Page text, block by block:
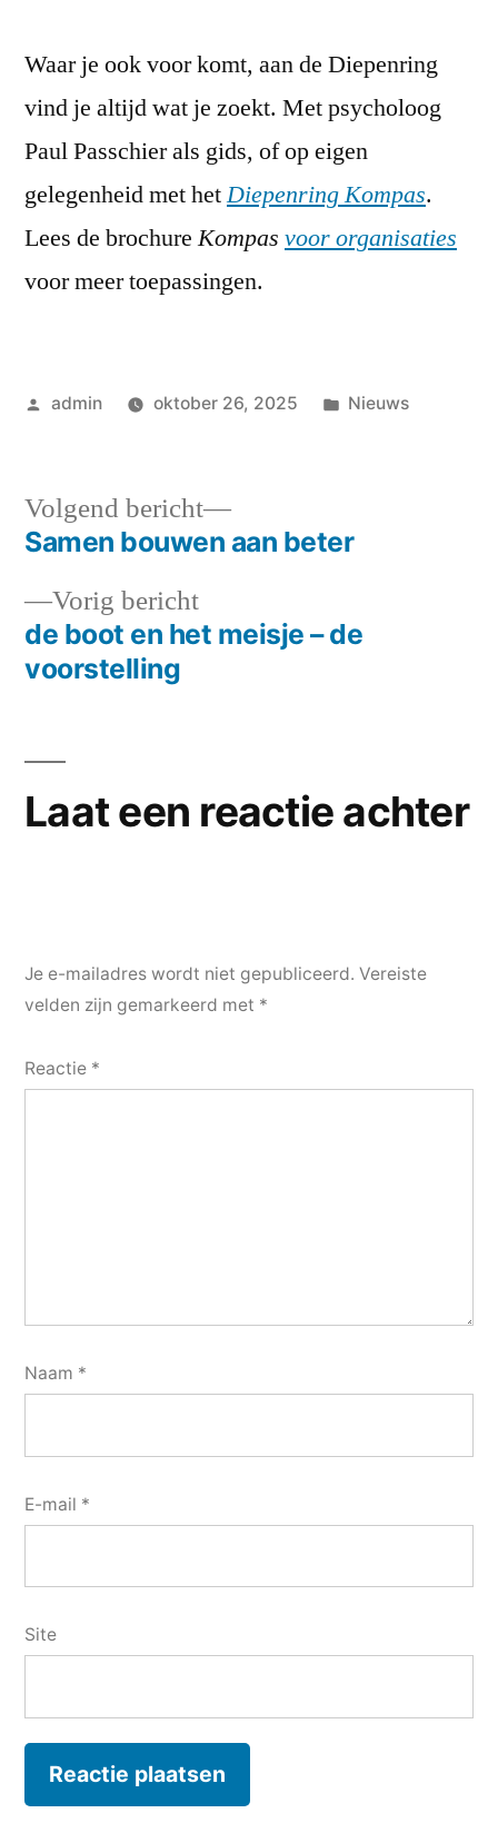
Waar je ook voor komt, aan de Diepenring
vind je altijd wat je zoekt. Met psycholoog
Paul Passchier als gids, of op eigen
gelegenheid met hetDiepenring Kompas.
Lees de brochureKompas voor organisaties
voor meer toepassingen.
Geplaatst
admin oktober 26, 2025
Geplaatst
Nieuws
Bericht
navigatie
Vorig berichtVorig
bericht:
de boot en het meisje – de
voorstelling
Volgend bericht
Volgend
bericht:
Samen bouwen aan beter
Laat een reactie achter
Je e-mailadres wordt niet gepubliceerd. Vereiste
velden zijn gemarkeerd met *
Reactie *
Naam *
E-mail *
Site